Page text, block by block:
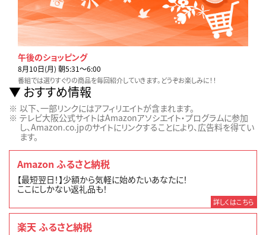
午後のショッピング
8月10日(月) 朝5:31〜6:00
番組では選りすぐりの商品を毎回紹介していきます。どうぞお楽しみに！！
おすすめ情報
以下、一部リンクにはアフィリエイトが含まれます。
テレビ大阪公式サイトはAmazonアソシエイト・プログラムに参加
し、Amazon.co.jpのサイトにリンクすることにより、広告料を得てい
ます。
Amazon ふるさと納税
【最短翌日！】少額から気軽に始めたいあなたに！
ここにしかない返礼品も！
詳しくはこちら
楽天 ふるさと納税